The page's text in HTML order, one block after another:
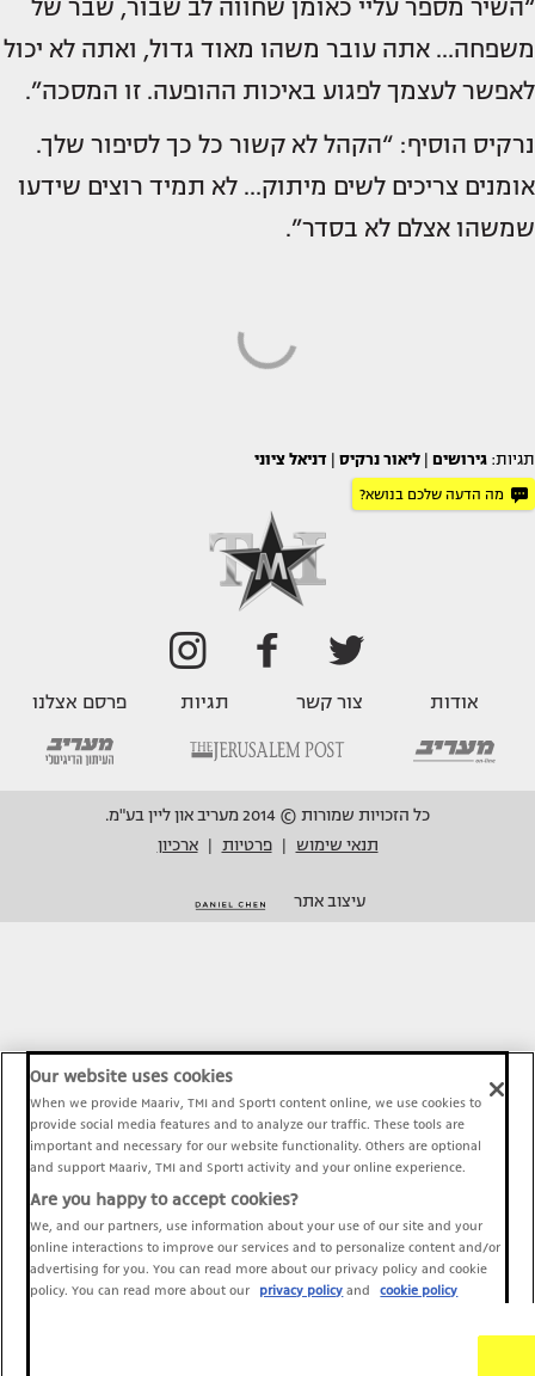
“השיר מספר עליי כאומן שחווה לב שבור, שבר של
משפחה… אתה עובר משהו מאוד גדול, ואתה לא יכול
לאפשר לעצמך לפגוע באיכות ההופעה. זו המסכה”.
נרקיס הוסיף: “הקהל לא קשור כל כך לסיפור שלך.
אומנים צריכים לשים מיתוק… לא תמיד רוצים שידעו
שמשהו אצלם לא בסדר”.
תגיות: גירושים ליאור נרקיס דניאל ציוני
מה הדעה שלכם בנושא?
אודות צור קשר תגיות פרסם אצלנו
כל הזכויות שמורות © 2014 מעריב און ליין בע"מ.
תנאי שימוש
פרטיות ארכיון
עיצוב אתר
Our website uses cookies
When we provide Maariv, TMI and Sport1 content online, we use cookies to
provide social media features and to analyze our traffic. These tools are
important and necessary for our website functionality. Others are optional
and support Maariv, TMI and Sport1 activity and your online experience.
Are you happy to accept cookies?
We, and our partners, use information about your use of our site and your
online interactions to improve our services and to personalize content and/or
advertising for you. You can read more about our privacy policy and cookie
policy. You can read more about our
privacy policy and cookie policy